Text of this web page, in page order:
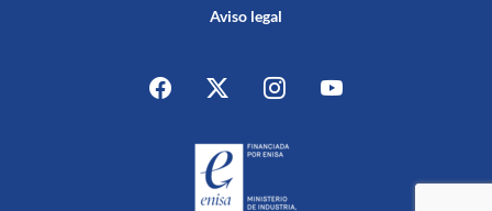
Aviso legal